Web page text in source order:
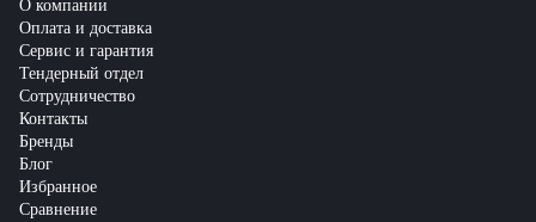
О компании
Оплата и доставка
Сервис и гарантия
Тендерный отдел
Сотрудничество
Контакты
Бренды
Блог
Избранное
Сравнение